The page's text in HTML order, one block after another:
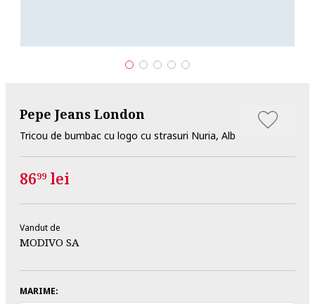
Pepe Jeans London
Tricou de bumbac cu logo cu strasuri Nuria, Alb
8699 lei
Vandut de
MODIVO SA
MARIME: